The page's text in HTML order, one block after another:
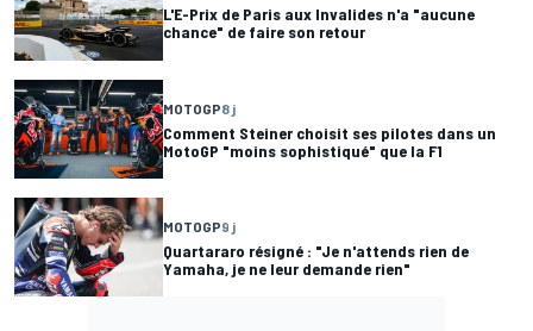
L'E-Prix de Paris aux Invalides n'a "aucune
chance" de faire son retour
MOTOGP8 j
Comment Steiner choisit ses pilotes dans un
MotoGP "moins sophistiqué" que la F1
MOTOGP9 j
Quartararo résigné : "Je n'attends rien de
Yamaha, je ne leur demande rien"